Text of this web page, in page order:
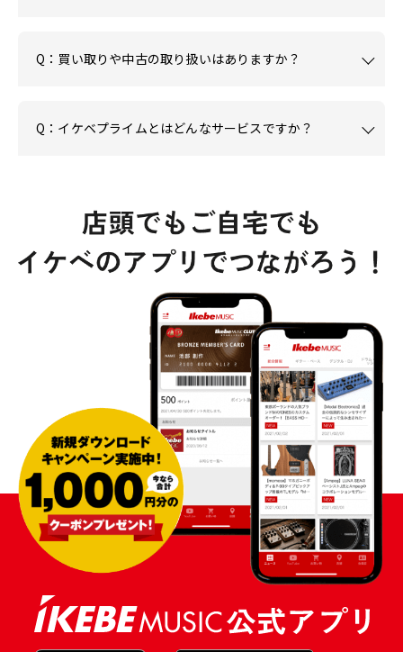
Q：買い取りや中古の取り扱いはありますか？
Q：イケベプライムとはどんなサービスですか？